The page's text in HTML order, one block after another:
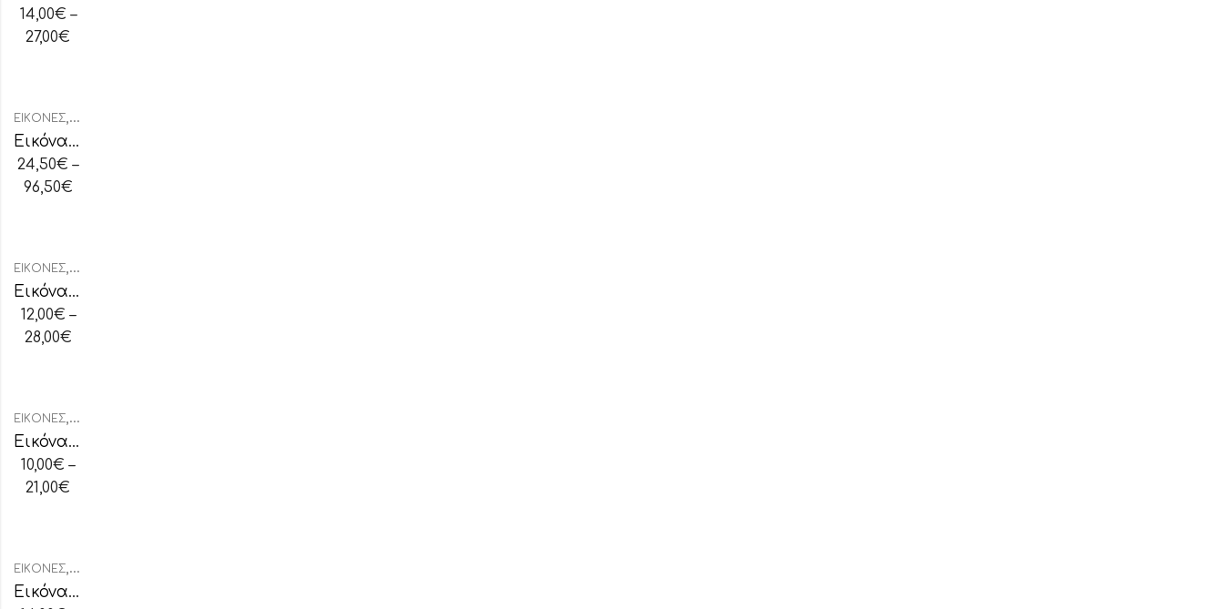
14,00€ –
27,00€
ΕΙΚΌΝΕΣ, ΕΙΚΌΝΕΣ ΑΣΗΜΈΝΙΕΣ ΟΒΆΛ
Εικόνα Ασημένια Παναγία Ιεροσολυμίτισσα
24,50€ –
96,50€
ΕΙΚΌΝΕΣ, ΕΙΚΌΝΕΣ ΑΡΓΥΡΟΧΡΥΣΟΤΥΠΊΑ
Εικόνα Παναγία Γλυκοφιλούσα
12,00€ –
28,00€
ΕΙΚΌΝΕΣ, ΕΙΚΌΝΕΣ ΞΎΛΙΝΕΣ
Εικόνα Ξύλινη Μυστικός Δείπνος
10,00€ –
21,00€
ΕΙΚΌΝΕΣ, ΕΙΚΌΝΕΣ ΧΕΙΡΟΠΟΊΗΤΕΣ
Εικόνα Χειροποίητη “Άγιος Χριστόφορος”